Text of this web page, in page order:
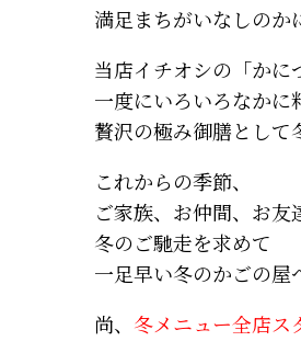
満足まちがいなしのか
当店イチオシの「かに
一度にいろいろなかに
贅沢の極み御膳として
これからの季節、
ご家族、お仲間、お友
冬のご馳走を求めて
一足早い冬のかごの屋
尚、 冬メニュー全店ス